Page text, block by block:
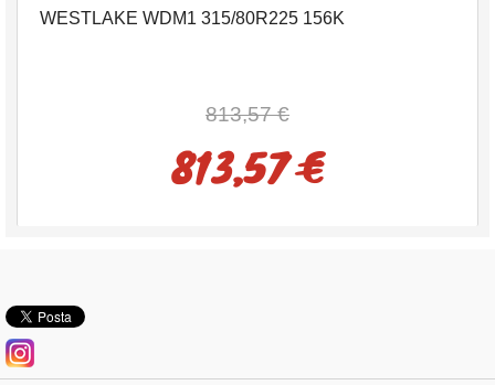
WESTLAKE WDM1 315/80R225 156K
813,57 €
813,57 €